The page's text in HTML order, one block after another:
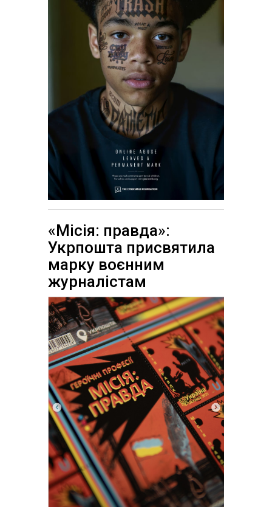
«Місія: правда»:
Укрпошта присвятила
марку воєнним
журналістам